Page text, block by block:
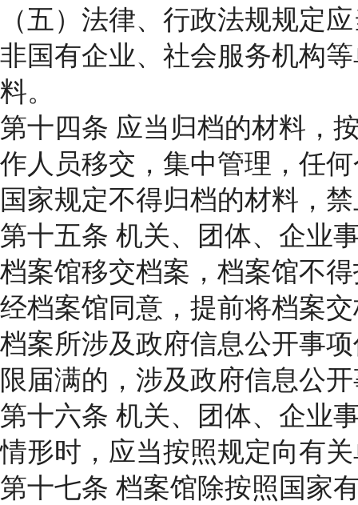
（五）法律、行政法规规定
非国有企业、社会服务机构
料。
第十四条 应当归档的材料，
作人员移交，集中管理，任
国家规定不得归档的材料，
第十五条 机关、团体、企业
档案馆移交档案，档案馆不
经档案馆同意，提前将档案
档案所涉及政府信息公开事
限届满的，涉及政府信息公
第十六条 机关、团体、企业
情形时，应当按照规定向有
第十七条 档案馆除按照国家